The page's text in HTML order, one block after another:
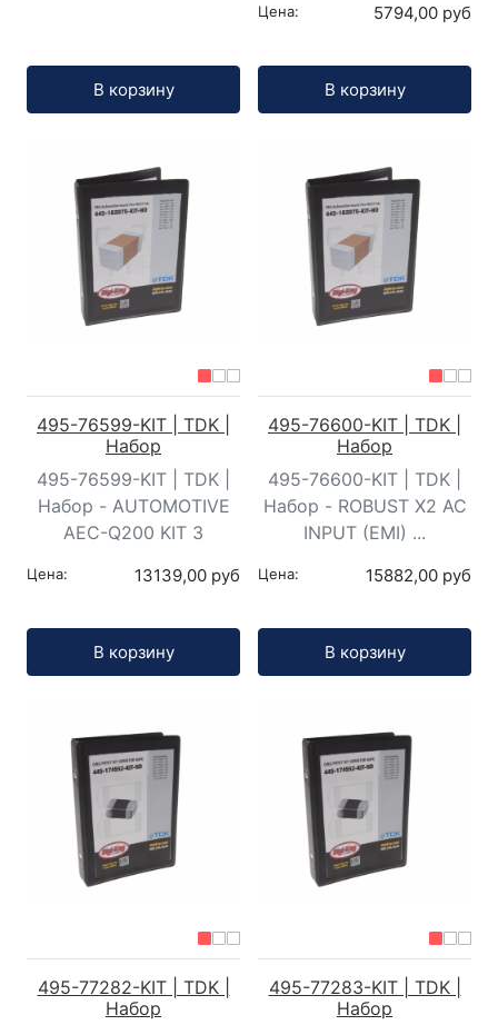
В корзину
Цена: 5794,00 руб
В корзину
495-76599-KIT | TDK |
Набор
495-76599-KIT | TDK |
Набор - AUTOMOTIVE
AEC-Q200 KIT 3
Цена: 13139,00 руб
В корзину
495-76600-KIT | TDK |
Набор
495-76600-KIT | TDK |
Набор - ROBUST X2 AC
INPUT (EMI) ...
Цена: 15882,00 руб
В корзину
495-77282-KIT | TDK |
Набор
495-77283-KIT | TDK |
Набор